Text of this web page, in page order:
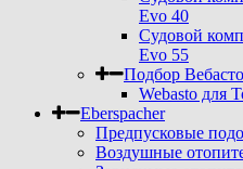
Evo 40
Судовой
Evo 55
Подбор
Webasto для
Eberspacher
Предпусковые
Воздушные